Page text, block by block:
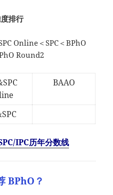
排行
Online＜SPC＜BPhO
Round2
BAAO
IPC历年分数线
BPhO？